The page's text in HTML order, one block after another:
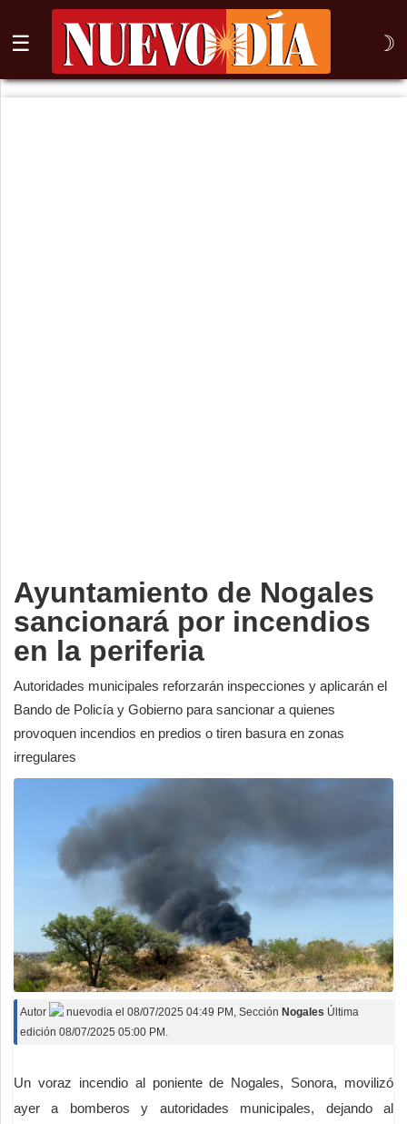
☰ ☽
⌕
Ayuntamiento de Nogales
sancionará por incendios
en la periferia
Autoridades municipales reforzarán inspecciones y aplicarán el
Bando de Policía y Gobierno para sancionar a quienes
provoquen incendios en predios o tiren basura en zonas
irregulares
Autor nuevodia el 08/07/2025 04:49 PM , Sección Nogales Última
edición 08/07/2025 05:00 PM.
Un voraz incendio al poniente de Nogales, Sonora, movilizó
ayer a bomberos y autoridades municipales, dejando al